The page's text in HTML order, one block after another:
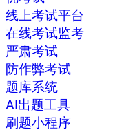
线上考试平台
在线考试监考
严肃考试
防作弊考试
题库系统
AI出题工具
刷题小程序